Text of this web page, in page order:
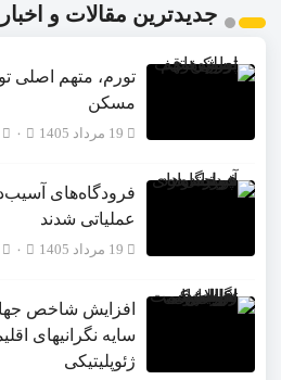
جدیدترین مقالات و اخبار
تورم، متهم اصلی
مسکن
19 مرداد 1405
فرودگاه‌های
عملیاتی شدند
19 مرداد 1405
افزایش شاخص
سایه نگرانیهای
ژئوپلیتیکی